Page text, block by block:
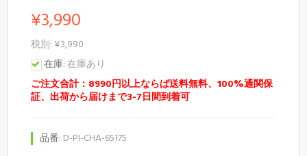
¥3,990
税別: ¥3,990
在庫:在庫あり
ご注文合計：8990円以上ならば送料無料、100%通関保
証、出荷から届けまで3-7日間到着可
品番: D-PI-CHA-65175